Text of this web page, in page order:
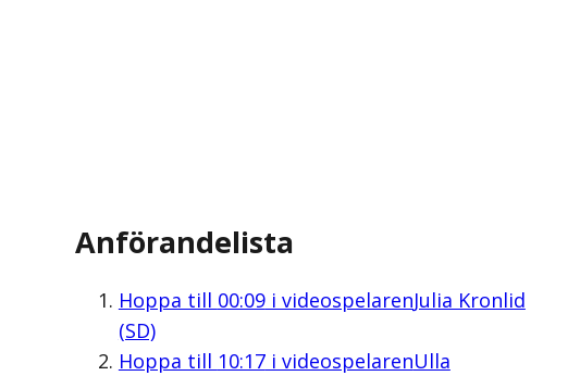
Anförandelista
Hoppa till 00:09i videospelarenJulia Kronlid
(SD)
Hoppa till 10:17i videospelarenUlla